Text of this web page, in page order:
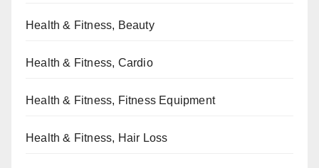
Health & Fitness, Beauty
Health & Fitness, Cardio
Health & Fitness, Fitness Equipment
Health & Fitness, Hair Loss